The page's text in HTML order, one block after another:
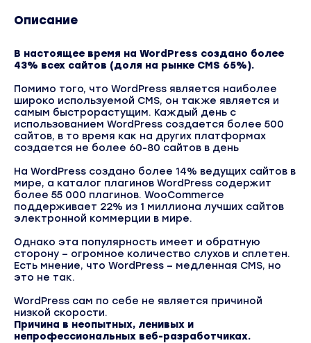
Описание
В настоящее время на WordPress создано более
43% всех сайтов (доля на рынке CMS 65%).
Помимо того, что WordPress является наиболее
широко используемой CMS, он также является и
самым быстрорастущим. Каждый день с
использованием WordPress создается более 500
сайтов, в то время как на других платформах
создается не более 60-80 сайтов в день
На WordPress создано более 14% ведущих сайтов в
мире, а каталог плагинов WordPress содержит
более 55 000 плагинов. WooCommerce
поддерживает 22% из 1 миллиона лучших сайтов
электронной коммерции в мире.
Однако эта популярность имеет и обратную
сторону – огромное количество слухов и сплетен.
Есть мнение, что WordPress – медленная CMS, но
это не так.
WordPress сам по себе не является причиной
низкой скорости.
Причина в неопытных, ленивых и
непрофессиональных веб-разработчиках.